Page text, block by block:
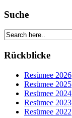
Suche
Rückblicke
Resümee 2026
Resümee 2025
Resümee 2024
Resümee 2023
Resümee 2022